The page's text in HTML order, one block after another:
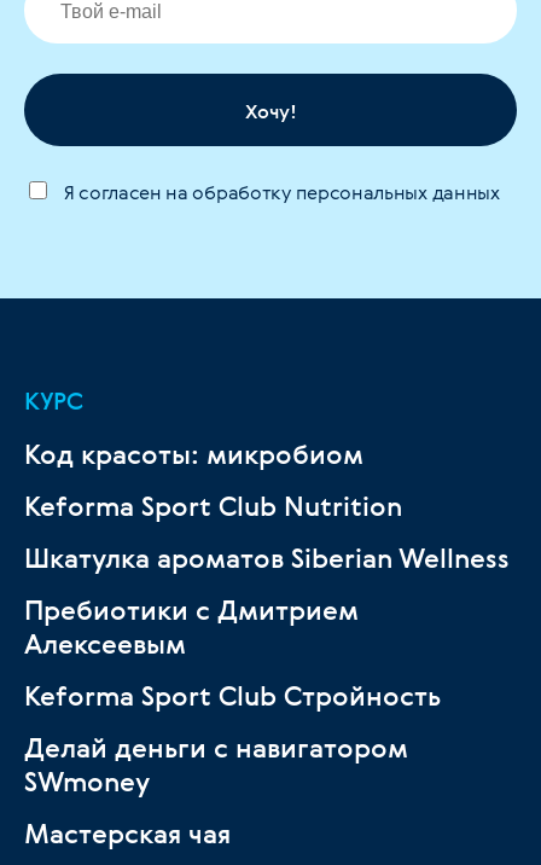
Хочу!
Я согласен на обработку персональных данных
КУРС
Код красоты: микробиом
Keforma Sport Club Nutrition
Шкатулка ароматов Siberian Wellness
Пребиотики с Дмитрием
Алексеевым
Keforma Sport Club Стройность
Делай деньги с навигатором
SWmoney
Мастерская чая